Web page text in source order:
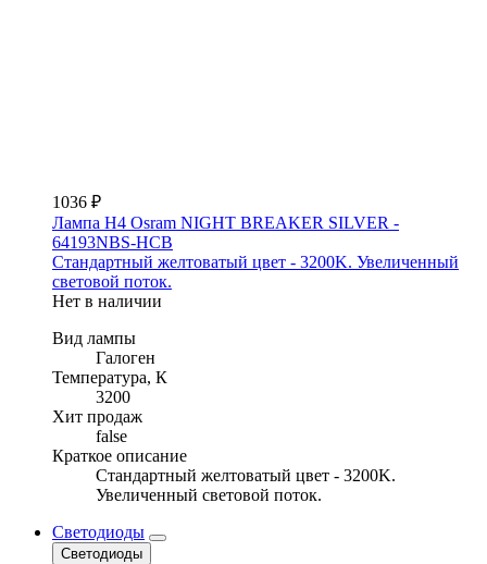
1036 ₽
Лампа H4 Osram NIGHT BREAKER SILVER -
64193NBS-HCB
Стандартный желтоватый цвет - 3200K. Увеличенный
световой поток.
Нет в наличии
Вид лампы
Галоген
Температура, К
3200
Хит продаж
false
Краткое описание
Стандартный желтоватый цвет - 3200K.
Увеличенный световой поток.
Светодиоды
Светодиоды